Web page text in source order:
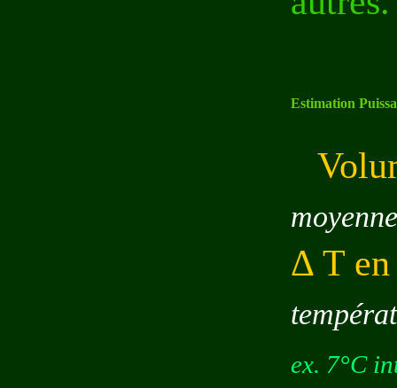
Estimation
Δ T en
ex. 7°C